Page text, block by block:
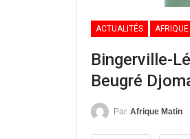
ACTUALITÉS AFRIQUE
Bingerville-
Beugré
Par Afrique Matin